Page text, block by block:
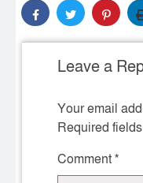
Leave a
Your email
Required
Comment*